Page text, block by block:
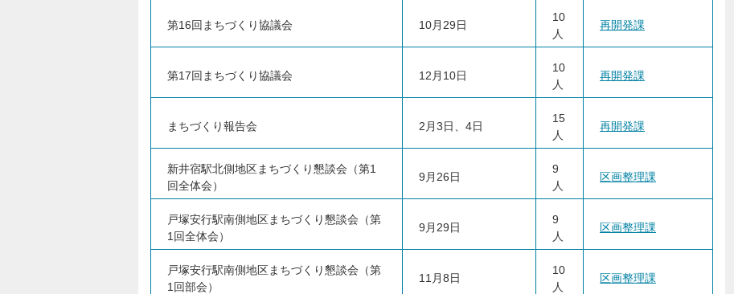
第16回まちづくり協議会 10月29日
10
人
再開発課
第17回まちづくり協議会 12月10日
10
人
再開発課
まちづくり報告会 2月3日、4日
15
人
再開発課
新井宿駅北側地区まちづくり懇談会（第1
回全体会）
9月26日
9
人
区画整理課
戸塚安行駅南側地区まちづくり懇談会（第
1回全体会）
9月29日
9
人
区画整理課
戸塚安行駅南側地区まちづくり懇談会（第
1回部会）
11月8日
10
人
区画整理課